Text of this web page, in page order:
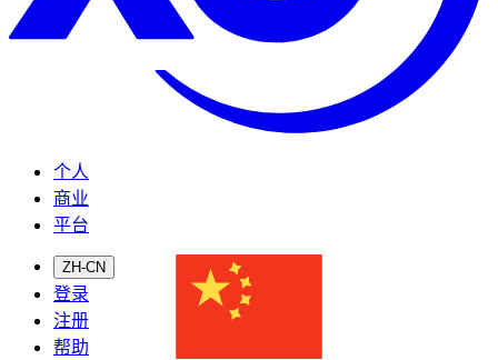
个人
商业
平台
ZH-CN
登录
注册
帮助